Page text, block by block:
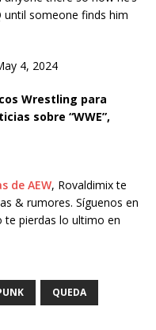
until someone finds him
4, 2024
Wrestling para
sobre “WWE”,
de AEW, Rovaldimix te
& rumores. Síguenos en
te pierdas lo ultimo en
QUEDA